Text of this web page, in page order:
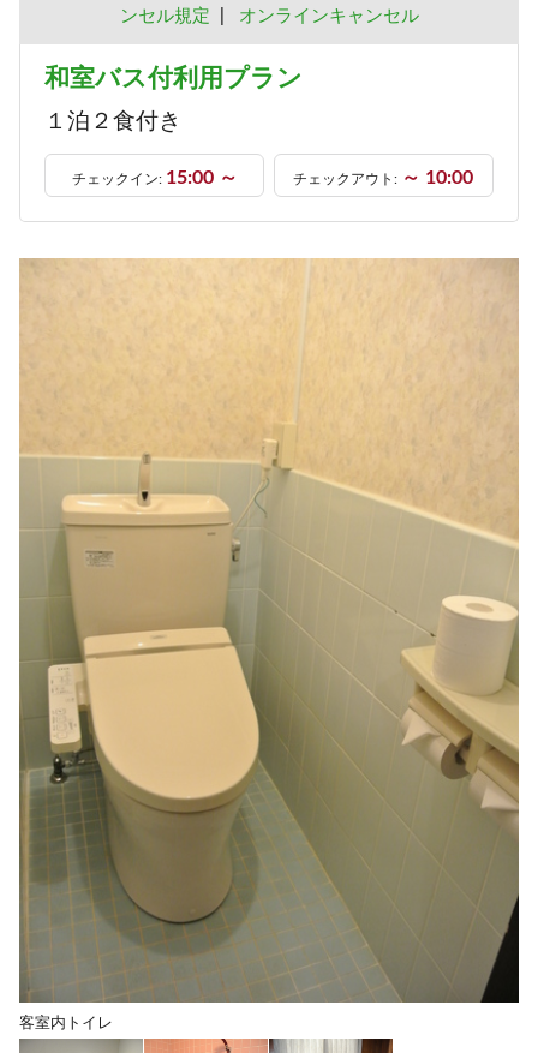
ンセル規定
オンラインキャンセル
和室バス付利用プラン
１泊２食付き
チェックイン: 15:00 ～ チェックアウト: ～ 10:00
客室内トイレ